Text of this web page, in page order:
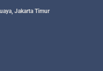
Jakarta Timur